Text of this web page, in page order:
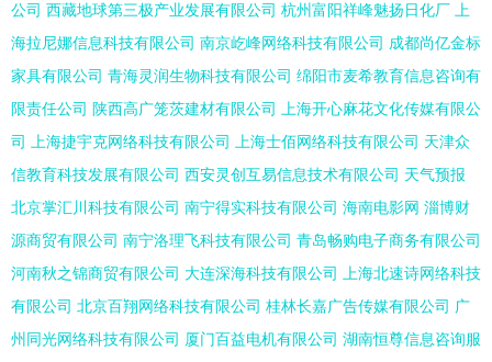
公司 西藏地球第三极产业发展有限公司 杭州富阳祥峰魅扬日化厂
上
海拉尼娜信息科技有限公司 南京屹峰网络科技有限公司 成都尚亿金标
家具有限公司 青海灵润生物科技有限公司 绵阳市麦希教育信息咨询有
限责任公司 陕西高广笼茨建材有限公司
上海开心麻花文化传媒有限公
司
上海捷宇克网络科技有限公司 上海士佰网络科技有限公司 天津众
信教育科技发展有限公司 西安灵创互易信息技术有限公司 天气预报
北京掌汇川科技有限公司 南宁得实科技有限公司 海南电影网 淄博财
源商贸有限公司 南宁洛理飞科技有限公司 青岛畅购电子商务有限公司
河南秋之锦商贸有限公司 大连深海科技有限公司
上海北速诗网络科技
有限公司 北京百翔网络科技有限公司 桂林长嘉广告传媒有限公司 广
州同光网络科技有限公司 厦门百益电机有限公司 湖南恒尊信息咨询服